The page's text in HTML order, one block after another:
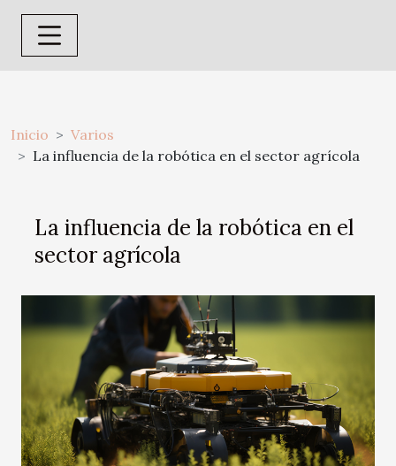
Inicio
Varios
La influencia de la robótica en el sector agrícola
La influencia de la robótica en el
sector agrícola